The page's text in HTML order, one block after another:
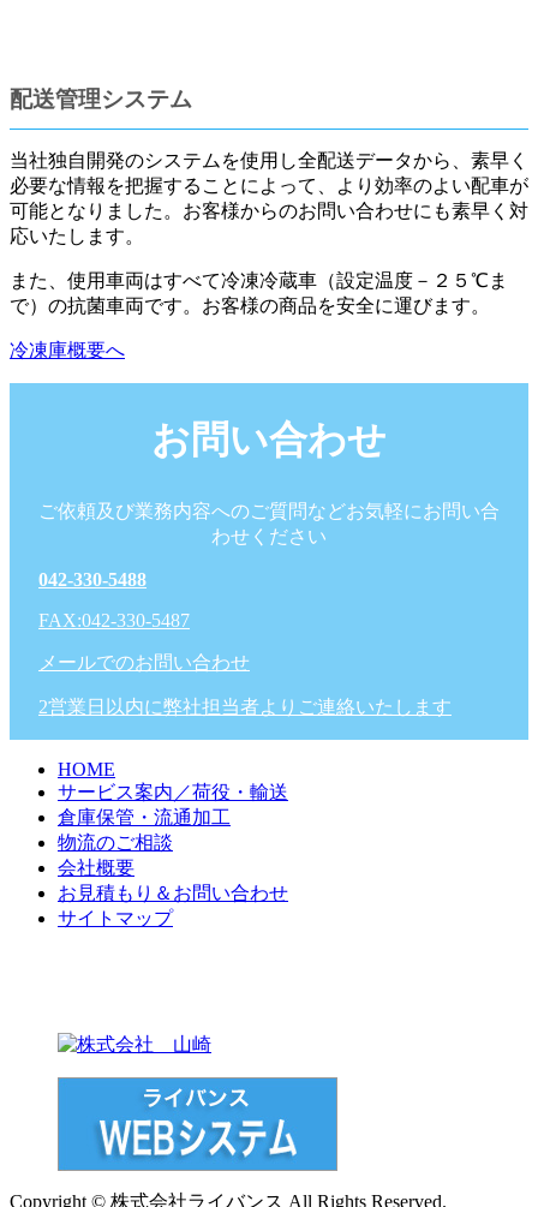
配送管理システム
当社独自開発のシステムを使用し全配送データから、素早く
必要な情報を把握することによって、より効率のよい配車が
可能となりました。お客様からのお問い合わせにも素早く対
応いたします。
また、使用車両はすべて冷凍冷蔵車（設定温度－２５℃ま
で）の抗菌車両です。お客様の商品を安全に運びます。
冷凍庫概要へ
お問い合わせ
ご依頼及び業務内容へのご質問などお気軽にお問い合
わせください
042-330-5488
FAX:042-330-5487
メールでのお問い合わせ
2営業日以内に弊社担当者よりご連絡いたします
HOME
サービス案内／荷役・輸送
倉庫保管・流通加工
物流のご相談
会社概要
お見積もり＆お問い合わせ
サイトマップ
Copyright © 株式会社ライバンス All Rights Reserved.